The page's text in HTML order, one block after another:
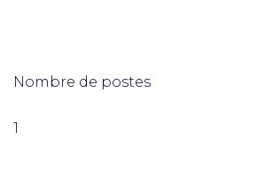
Nombre de postes
1